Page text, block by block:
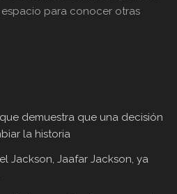
para conocer otras
demuestra que una decisión
la historia
Jackson, Jaafar Jackson, ya